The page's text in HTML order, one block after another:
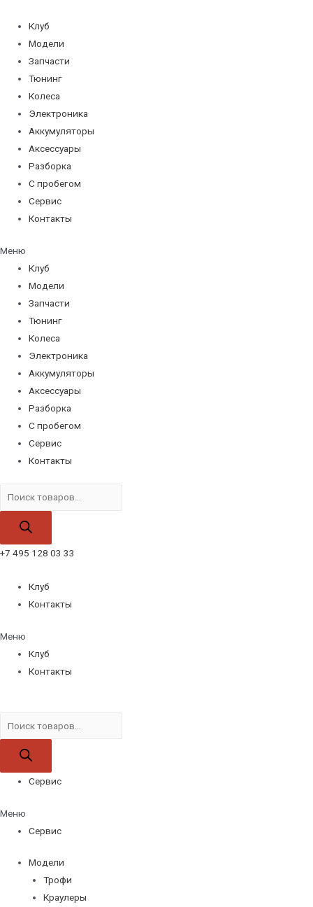
содержимому
Клуб
Модели
Запчасти
Тюнинг
Колеса
Электроника
Аккумуляторы
Аксессуары
Разборка
С пробегом
Сервис
Контакты
Меню
Клуб
Модели
Запчасти
Тюнинг
Колеса
Электроника
Аккумуляторы
Аксессуары
Разборка
С пробегом
Сервис
Контакты
товаров
+7 495 128 03 33
Клуб
Контакты
Меню
Клуб
Контакты
товаров
Сервис
Меню
Сервис
Модели
Трофи
Краулеры